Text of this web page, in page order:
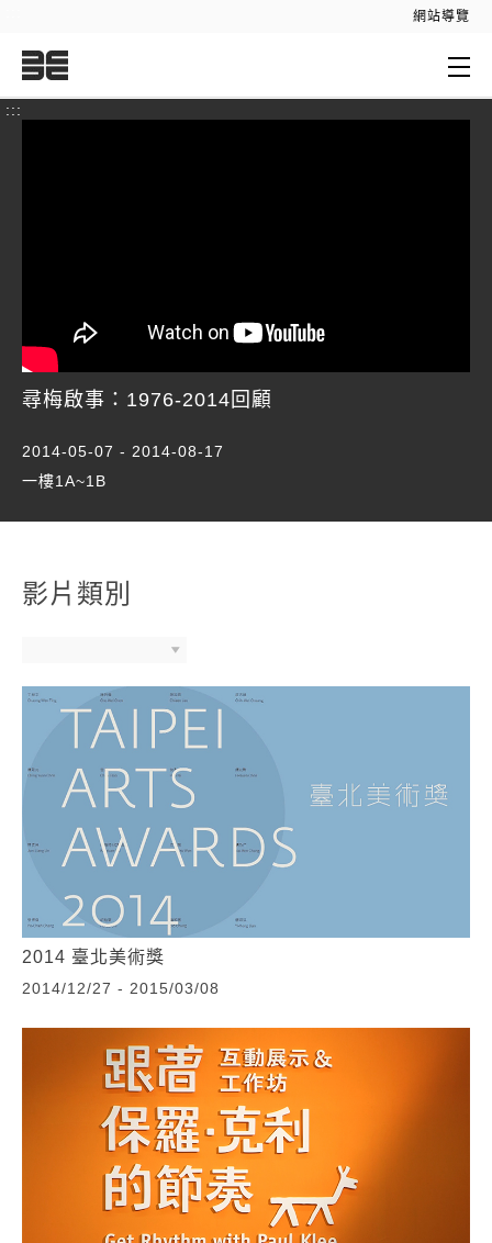
網站導覽
:::
尋梅啟事：1976-2014回顧
2014-05-07 - 2014-08-17
一樓1A~1B
影片類別
2014 臺北美術獎
2014/12/27 - 2015/03/08